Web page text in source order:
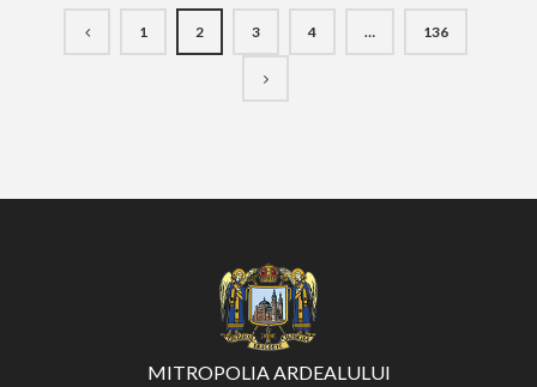
1 2 3 4 … 136
MITROPOLIA ARDEALULUI